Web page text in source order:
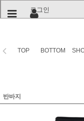
로그인
TOP BOTTOM
반바지